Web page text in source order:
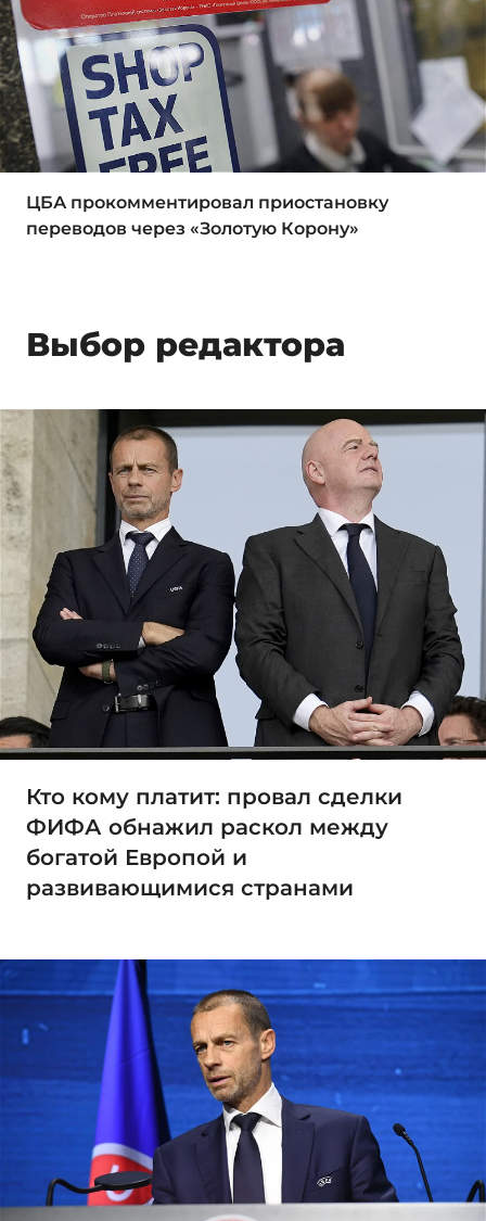
ЦБА прокомментировал приостановку
переводов через «Золотую Корону»
Выбор редактора
Кто кому платит: провал сделки
ФИФА обнажил раскол между
богатой Европой и
развивающимися странами